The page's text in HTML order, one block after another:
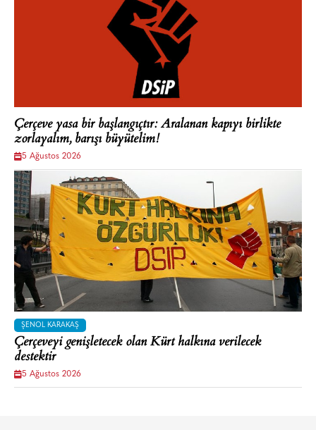
Çerçeve yasa bir başlangıçtır: Aralanan kapıyı birlikte
zorlayalım, barışı büyütelim!
5 Ağustos 2026
ŞENOL KARAKAŞ
Çerçeveyi genişletecek olan Kürt halkına verilecek
destektir
5 Ağustos 2026